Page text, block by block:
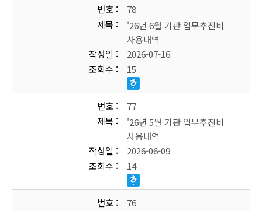
번호
78
제목
'26년 6월 기관 업무추진비
사용내역
작성일
2026-07-16
조회수
15
번호
77
제목
'26년 5월 기관 업무추진비
사용내역
작성일
2026-06-09
조회수
14
번호
76